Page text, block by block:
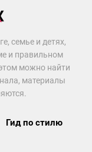
семье и детях,
и правильном
можно найти
материалы
Гид по стилю